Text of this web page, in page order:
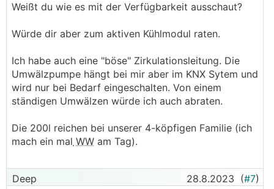
Weißt du wie es mit der Verfügbarkeit ausschaut?
Würde dir aber zum aktiven Kühlmodul raten.
Ich habe auch eine "böse" Zirkulationsleitung. Die
Umwälzpumpe hängt bei mir aber im KNX Sytem und
wird nur bei Bedarf eingeschalten. Von einem
ständigen Umwälzen würde ich auch abraten.
Die 200l reichen bei unserer 4-köpfigen Familie (ich
mach ein mal WW am Tag).
Deep 28.8.2023 (#7)